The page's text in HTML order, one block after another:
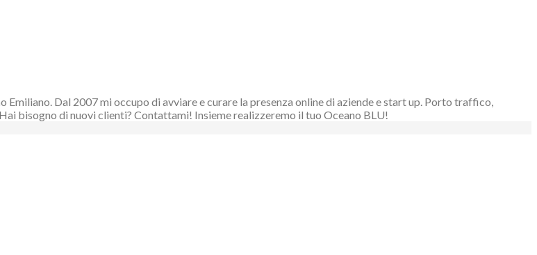
Dal 2007 mi occupo di avviare e curare la presenza online di aziende e start up. Porto traffico,
bisogno di nuovi clienti? Contattami! Insieme realizzeremo il tuo Oceano BLU!